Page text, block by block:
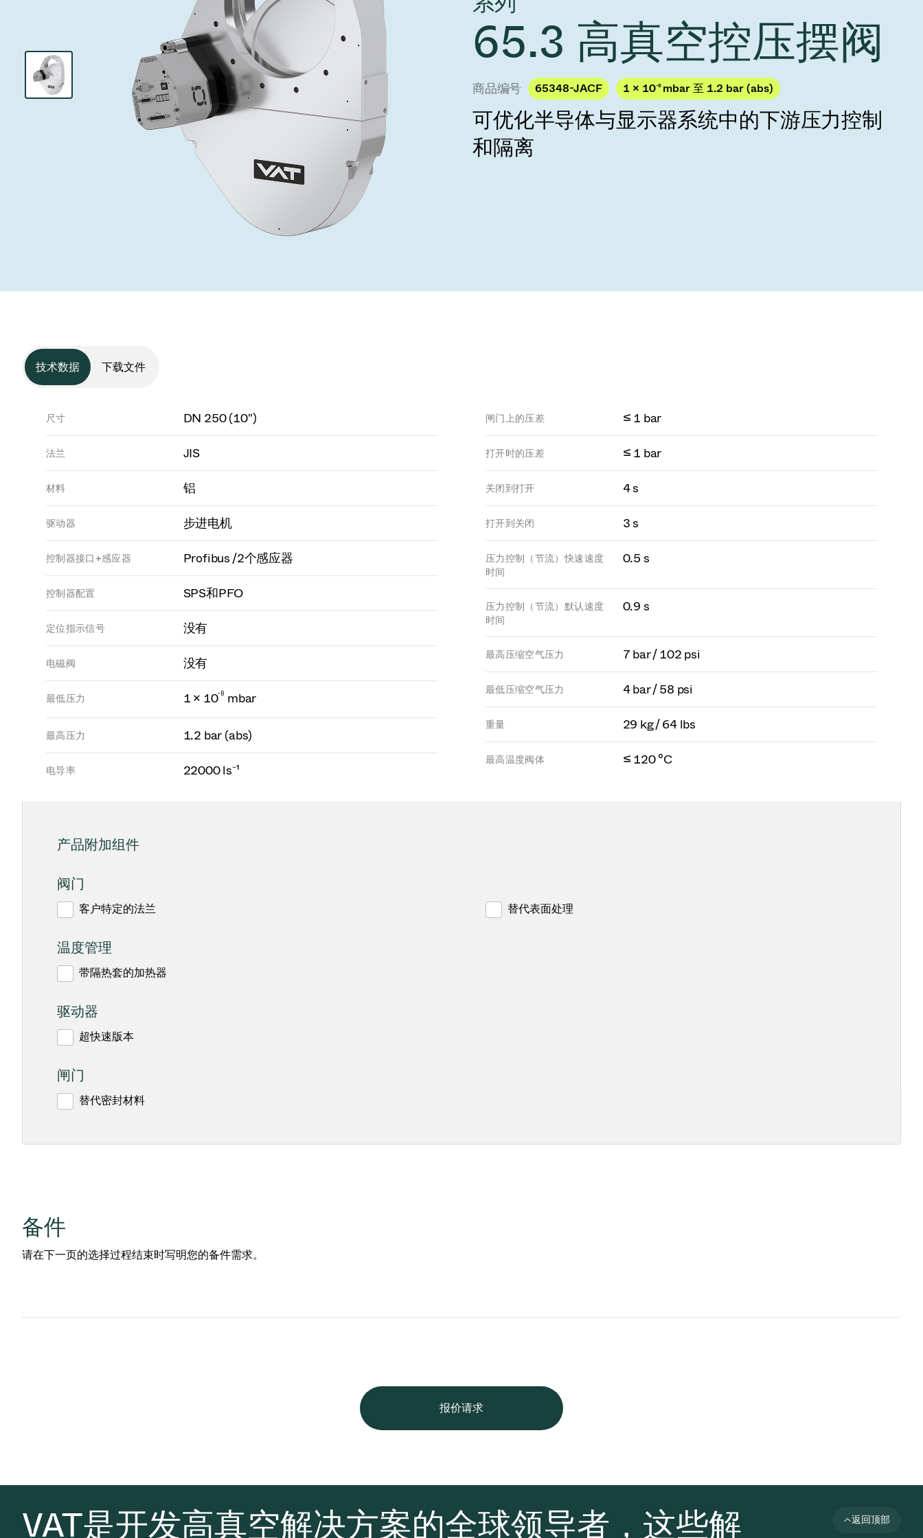
Semicon Taiwan 2026
year 2026 Results
Ad hoc announcement pursuant to Art. 53
LR
Ad hoc announcement pursuant to Art. 53
LR
泄压/排气阀
气体计量/漏气阀
3位置真空阀
真空止回阀
快关 / 束流阻挡器阀
真空传输阀
离子植入术
化学气相沉积
OLED喷墨打印
半导体无尘系统
真空干燥
真空灭菌
药品冷冻干燥
研究
您的应用
Analyst coverage
Contact for investors
News services
供应链管理
65.3 高真空控压摆阀
商品编号 65348-JACF 1 × 10-8 mbar 至 1.2 bar (abs)
可优化半导体与显示器系统中的下游压力控制
和隔离
技术数据 下载文件
尺寸 DN 250 (10")
法兰 JIS
材料 铝
驱动器 步进电机
控制器接口+感应器 Profibus /2个感应器
控制器配置 SPS和PFO
定位指示信号 没有
电磁阀 没有
最低压力 1 × 10-8 mbar
最高压力 1.2 bar (abs)
电导率 22000 ls⁻¹
闸门上的压差 ≤ 1 bar
打开时的压差 ≤ 1 bar
关闭到打开 4 s
打开到关闭 3 s
压力控制（节流）快速速度
时间
0.5 s
压力控制（节流）默认速度
时间
0.9 s
最高压缩空气压力 7 bar / 102 psi
最低压缩空气压力 4 bar / 58 psi
重量 29 kg / 64 lbs
最高温度阀体 ≤ 120 °C
产品附加组件
阀门
客户特定的法兰 替代表面处理
温度管理
带隔热套的加热器
驱动器
超快速版本
闸门
替代密封材料
备件
请在下一页的选择过程结束时写明您的备件需求。
报价请求
VAT是开发高真空解决方案的全球领导者，这些解 返回顶部